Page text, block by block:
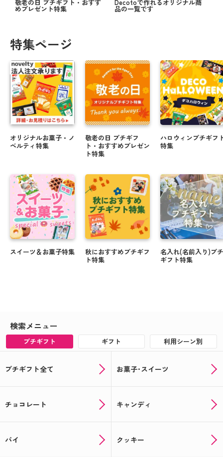
敬老の日 プチギフト・おすす
めプレゼント特集
Decotoで作れるオリジナル商
品の一覧です
特集ページ
オリジナルお菓子・ノ
ベルティ特集
スイーツ＆お菓子特集
敬老の日 プチギフ
ト・おすすめプレゼン
ト特集
秋におすすめプチギフ
ト特集
ハロウィンプチギフ
特集
名入れ(名前入り)プチ
ギフト特集
検索メニュー
プチギフト ギフト 利用シーン別
プチギフト全て お菓子･スイーツ
チョコレート キャンディ
パイ クッキー